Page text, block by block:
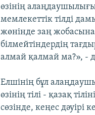
өзінің
мемлекеттік тілді
жөнінде заң жобасына
білмейтіндердің
алмай қалмай ма?», -
Елшінің бұл
өзінің тілі - қазақ
сөзінде, кеңес дәуірі